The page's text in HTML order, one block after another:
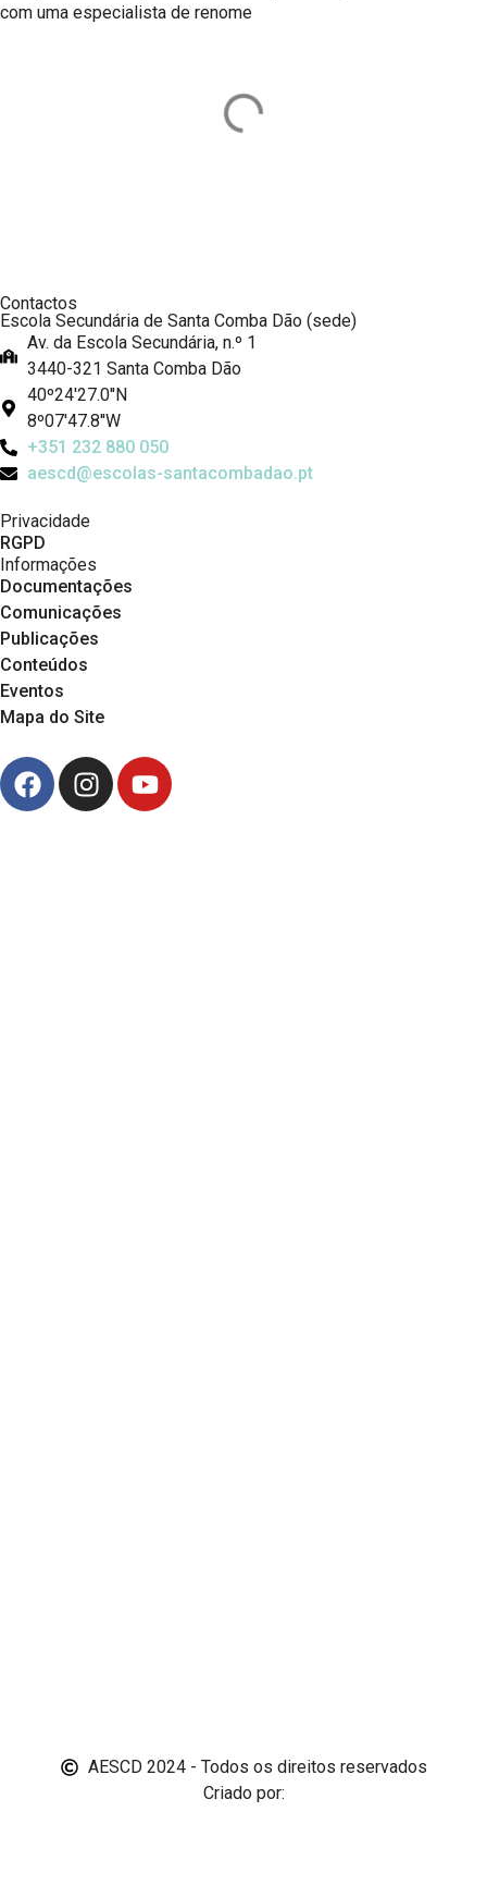
com uma especialista de renome
Contactos
Escola Secundária de Santa Comba Dão (sede)
Av. da Escola Secundária, n.º 1
3440-321 Santa Comba Dão
40º24'27.0''N
8º07'47.8''W
+351 232 880 050
aescd@escolas-santacombadao.pt
Privacidade
RGPD
Informações
Documentações
Comunicações
Publicações
Conteúdos
Eventos
Mapa do Site
AESCD 2024 - Todos os direitos reservados
Criado por: